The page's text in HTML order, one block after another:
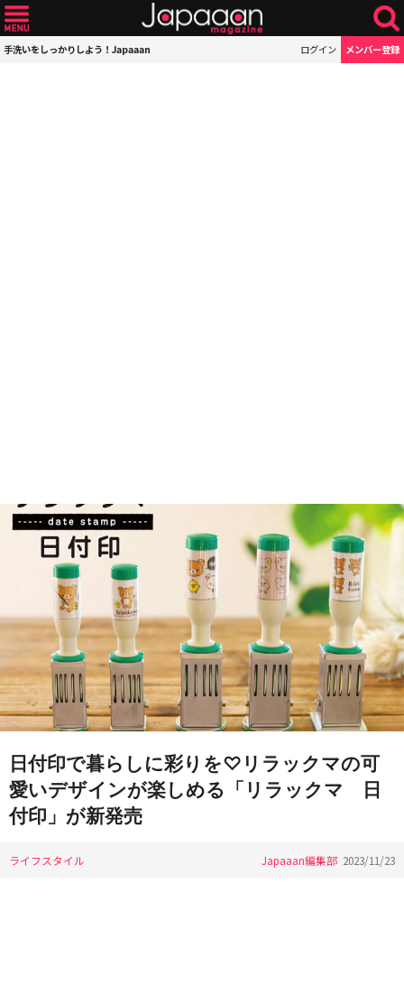
手洗いをしっかりしよう！Japaaan ログイン メンバー登録
日付印で暮らしに彩りを♡リラックマの可
愛いデザインが楽しめる「リラックマ 日
付印」が新発売
ライフスタイル Japaaan編集部 2023/11/23